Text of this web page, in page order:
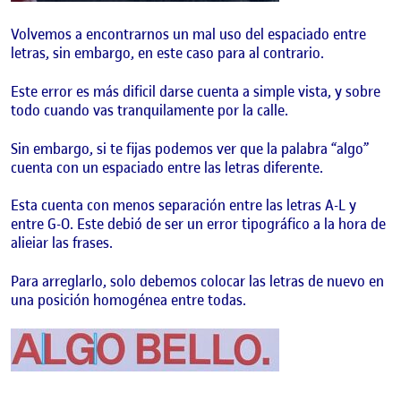
Volvemos a encontrarnos un mal uso del espaciado entre
letras, sin embargo, en este caso para al contrario.
Este error es más dificil darse cuenta a simple vista, y sobre
todo cuando vas tranquilamente por la calle.
Sin embargo, si te fijas podemos ver que la palabra “algo”
cuenta con un espaciado entre las letras diferente.
Esta cuenta con menos separación entre las letras A-L y
entre G-O. Este debió de ser un error tipográfico a la hora de
alieiar las frases.
Para arreglarlo, solo debemos colocar las letras de nuevo en
una posición homogénea entre todas.